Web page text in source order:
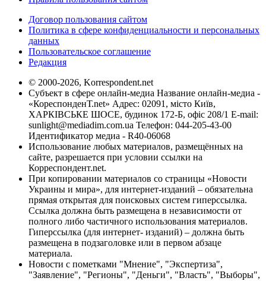
Договор пользования сайтом
Политика в сфере конфиденциальности и персональных
данных
Пользовательское соглашение
Редакция
© 2000-2026, Korrespondent.net
Субъект в сфере онлайн-медиа Название онлайн-медиа -
«КореспонденТ.net» Адрес: 02091, місто Київ,
ХАРКІВСЬКЕ ШОСЕ, будинок 172-Б, офіс 208/1 E-mail:
sunlight@mediadim.com.ua Телефон: 044-205-43-00
Идентификатор медиа - R40-06068
Использование любых материалов, размещённых на
сайте, разрешается при условии ссылки на
Корреспондент.net.
При копировании материалов со страницы «Новости
Украины и мира», для интернет-изданий – обязательна
прямая открытая для поисковых систем гиперссылка.
Ссылка должна быть размещена в независимости от
полного либо частичного использования материалов.
Гиперссылка (для интернет- изданий) – должна быть
размещена в подзаголовке или в первом абзаце
материала.
Новости с пометками "Мнение", "Экспертиза",
"Заявление", "Регионы", "Деньги", "Власть", "Выборы",